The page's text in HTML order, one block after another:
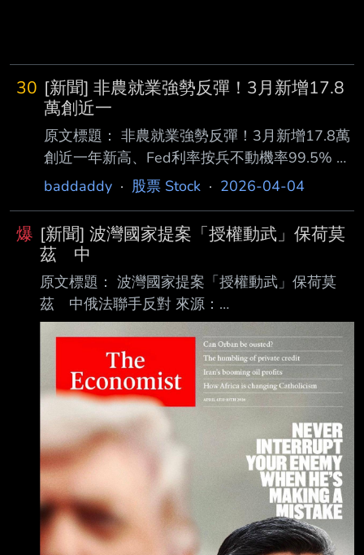
30 [新聞] 非農就業強勢反彈！3月新增17.8
萬創近一
原文標題： 非農就業強勢反彈！3月新增17.8萬
創近一年新高、Fed利率按兵不動機率99.5% 來
源： https://myppt.cc/cczdkZ 內文： 鉅亨網編譯
就業數據表現顯著反彈，市場原本普遍預期會從
2 月的負成長（該數據也如往常 一樣被下修，從
- 9.2 萬人下修至 - 13.1 萬人）中出現明顯回
升，但美國勞工統計局（B LS）實際公布的數據
卻大幅超出預期。 然而，專家指出，伊朗戰爭
衝擊尚未在數據中充分體現，就業市場深層結
baddaddy · 股票 Stock · 2026-04-04
爆 [新聞] 波灣國家提案「授權動武」保荷莫
茲 中
原文標題： 波灣國家提案「授權動武」保荷莫
茲 中俄法聯手反對 來源：
https://myppt.cc/rxeGtJ 內文 2026年04月3日
09:42 記者張方瑀／綜合外電報導 聯合國安全理
事會預計於3日針對由巴林提出的一項決議案進
行表決，旨在保護荷莫茲海峽 （Strait of
Hormuz）及其周邊地區的商業航運安全。然而，
擁有否決權的中國已明確表態 ，反對任何形式的
「授權動武」，讓這項攸關全球能源命脈的決議
案陷入僵局。 伊朗封鎖海峽 國際油價應聲飆漲
自美國與以色列於2月底對伊朗發動攻擊以來，